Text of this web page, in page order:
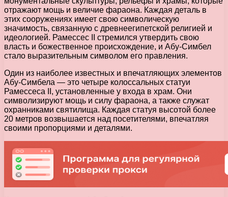
отражают мощь и величие фараона. Каждая деталь в
этих сооружениях имеет свою символическую
значимость, связанную с древнеегипетской религией и
идеологией. Рамессес II стремился утвердить свою
власть и божественное происхождение, и Абу-Симбел
стало выразительным символом его правления.
Один из наиболее известных и впечатляющих элементов
Абу-Симбела — это четыре колоссальных статуи
Рамессеса II, установленные у входа в храм. Они
символизируют мощь и силу фараона, а также служат
охранниками святилища. Каждая статуя высотой более
20 метров возвышается над посетителями, впечатляя
своими пропорциями и деталями.